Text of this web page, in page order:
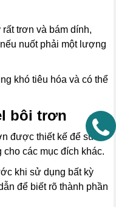
rất trơn và bám dính,
nuốt phải một lượng
khó tiêu hóa và có thể
bôi trơn
được thiết kế để sử
các mục đích khác.
khi sử dụng bất kỳ
để biết rõ thành phần